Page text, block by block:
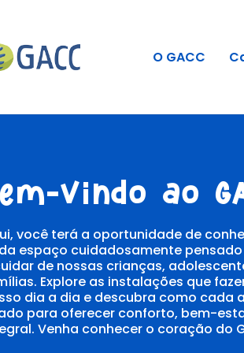
O GACC
vindo ao
você terá a oportunidade de
espaço cuidadosamente
de nossas crianças,
Explore as instalações que
dia a dia e descubra como cada
para oferecer conforto, bem-
Venha conhecer o coração do